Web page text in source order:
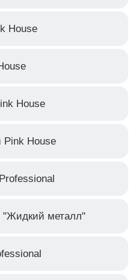
House
House
Pink House
"Жидкий металл"